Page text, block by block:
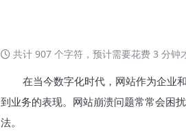
共计 907 个字符，预计需要花费 3 分钟
在当今数字化时代，网站作为企业
到业务的表现。网站崩溃问题常常会困
法。